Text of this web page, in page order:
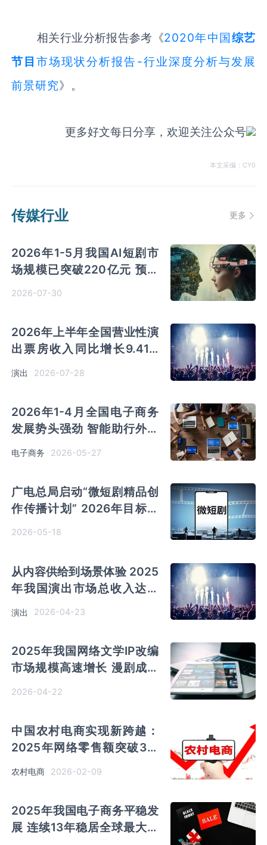
相关行业分析报告参考《2020年中国综艺
节目市场现状分析报告-行业深度分析与发展
前景研究》。
更多好文每日分享，欢迎关注公众号
本文采编：CY0
传媒行业 更多
2026年1-5月我国AI短剧市
场规模已突破220亿元 预测
2026-07-30
2026年上半年全国营业性演
出票房收入同比增长9.41%
演出行业提质升级 产业联动
优势凸显
演出 2026-07-28
2026年1-4月全国电子商务
发展势头强劲 智能助行外骨
骼网上零售额同比大增
785.5%
电子商务 2026-05-27
广电总局启动“微短剧精品创
作传播计划” 2026年目标推
出千部优秀作品
2026-05-18
从内容供给到场景体验 2025
年我国演出市场总收入达到
演出 2026-04-23
2025年我国网络文学IP改编
市场规模高速增长 漫剧成为
2026-04-22
中国农村电商实现新跨越：
2025年网络零售额突破3万
亿元 供应链与物流体系全面
升级
农村电商 2026-02-09
2025年我国电子商务平稳发
展 连续13年稳居全球最大网